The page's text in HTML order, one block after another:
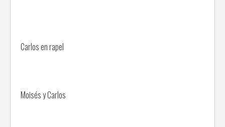
Carlos en rapel
Moisés y Carlos